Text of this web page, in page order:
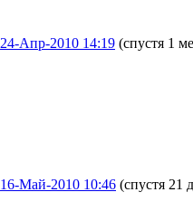
24-Апр-2010 14:19 (спустя 1
16-Май-2010 10:46 (спустя 21